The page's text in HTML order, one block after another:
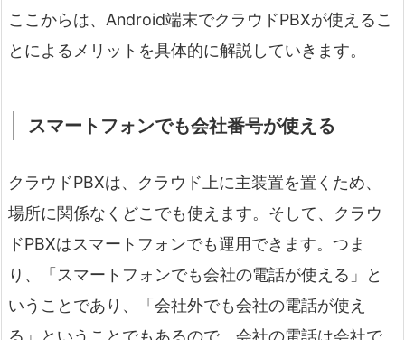
ここからは、Android端末でクラウドPBXが使えるこ
とによるメリットを具体的に解説していきます。
スマートフォンでも会社番号が使える
クラウドPBXは、クラウド上に主装置を置くため、
場所に関係なくどこでも使えます。そして、クラウ
ドPBXはスマートフォンでも運用できます。つま
り、「スマートフォンでも会社の電話が使える」と
いうことであり、「会社外でも会社の電話が使え